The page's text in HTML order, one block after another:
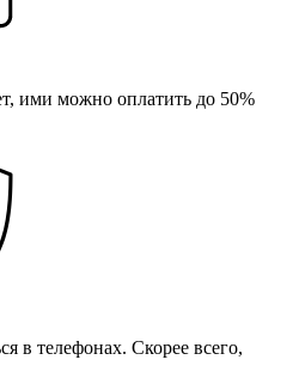
ими можно оплатить до 50%
в телефонах. Скорее всего,